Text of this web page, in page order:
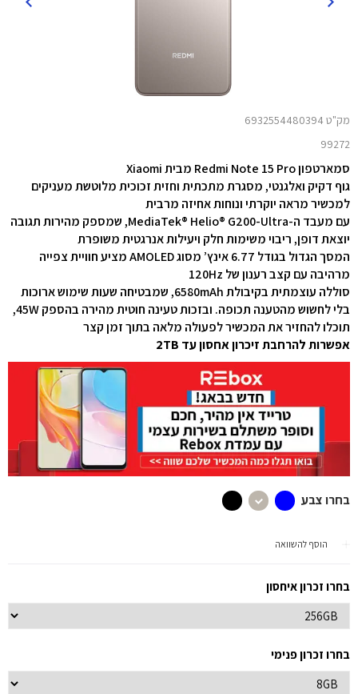
מק"ט 6932554480394
99272
סמארטפון Redmi Note 15 Pro מבית Xiaomi
גוף דקיק ואלגנטי, מסגרת מתכתית וחזית זכוכית מלוטשת מעניקים
למכשיר מראה יוקרתי ונוחות אחיזה מרבית
עם
מעבד ה-MediaTek® Helio® G200-Ultra, שמספק מהירות תגובה
יוצאת דופן, ריבוי משימות חלק ויעילות אנרגטית משופרת
המסך הגדול בגודל 6.77 אינץ’ מסוג AMOLED מציע חוויית צפייה
מרהיבה עם קצב רענון של 120Hz
סוללה עוצמתית בקיבולת 6580mAh, שמבטיחה שעות שימוש ארוכות
בלי לחשוש מהטענה תכופה. ובזכות טעינה חוטית מהירה בהספק 45W,
תוכלו להחזיר את המכשיר לפעולה מלאה בתוך זמן קצר
אפשרות להרחבת זיכרון אחסון עד 2TB
בחרו צבע
הוסף להשוואה
בחרו זכרון איחסון
בחרו זכרון פנימי